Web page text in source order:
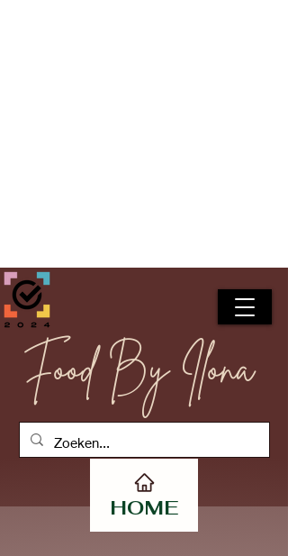
Food By Ilona
HOME